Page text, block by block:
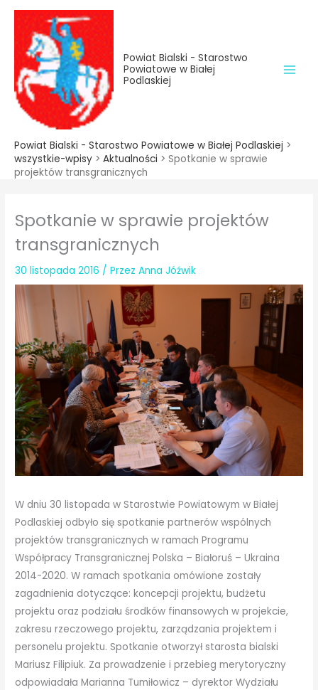
treści
Przejdź
treści
Powiat Bialski - Starostwo
Powiatowe w Białej
Podlaskiej
Powiat Bialski - Starostwo Powiatowe w Białej Podlaskiej >
wszystkie-wpisy > Aktualności > Spotkanie w sprawie
projektów transgranicznych
Spotkanie w sprawie projektów
transgranicznych
30 listopada 2016 / PrzezAnna Jóźwik
W dniu 30 listopada w Starostwie Powiatowym w Białej
Podlaskiej odbyło się spotkanie partnerów wspólnych
projektów transgranicznych w ramach Programu
Współpracy Transgranicznej Polska – Białoruś – Ukraina
2014-2020. W ramach spotkania omówione zostały
zagadnienia dotyczące: koncepcji projektu, budżetu
projektu oraz podziału środków finansowych w projekcie,
zakresu rzeczowego projektu, zarządzania projektem i
personelu projektu. Spotkanie otworzył starosta bialski
Mariusz Filipiuk. Za prowadzenie i przebieg merytoryczny
odpowiadała Marianna Tumiłowicz – dyrektor Wydziału